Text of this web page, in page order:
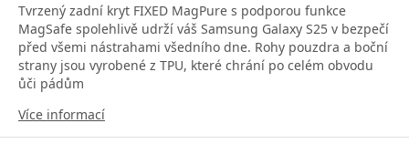
Tvrzený zadní kryt FIXED MagPure s podporou funkce
MagSafe spolehlivě udrží váš Samsung Galaxy S25 v bezpečí
před všemi nástrahami všedního dne. Rohy pouzdra a boční
strany jsou vyrobené z TPU, které chrání po celém obvodu
ůči pádům
Více informací